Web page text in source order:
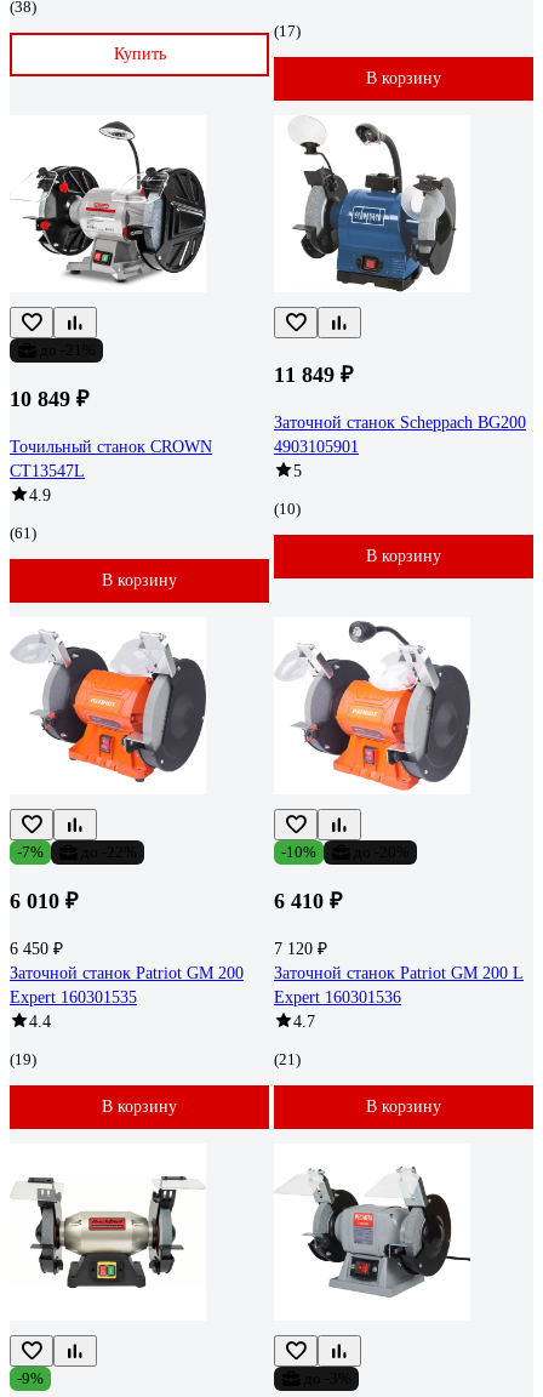
(38)
Купить
(17)
В корзину
10 849 ₽
Точильный станок CROWN
CT13547L
4.9
(61)
В корзину
11 849 ₽
Заточной станок Scheppach BG200
4903105901
5
(10)
В корзину
-7%
6 010 ₽
6 450 ₽
Заточной станок Patriot GM 200
Expert 160301535
4.4
(19)
В корзину
-10%
6 410 ₽
7 120 ₽
Заточной станок Patriot GM 200 L
Expert 160301536
4.7
(21)
В корзину
-9%